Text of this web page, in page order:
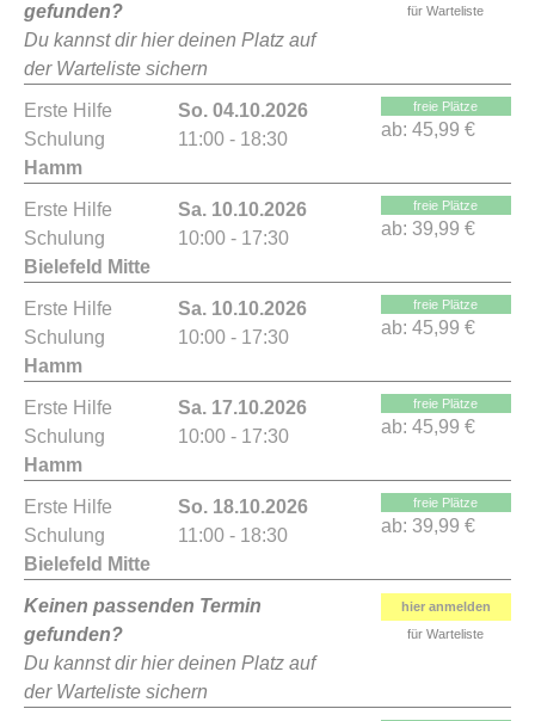
gefunden?
Du kannst dir hier deinen Platz auf
der Warteliste sichern
für Warteliste
Erste Hilfe
Schulung
Hamm
So. 04.10.2026
11:00 - 18:30
freie Plätze
ab: 45,99 €
Erste Hilfe
Schulung
Bielefeld Mitte
Sa. 10.10.2026
10:00 - 17:30
freie Plätze
ab: 39,99 €
Erste Hilfe
Schulung
Hamm
Sa. 10.10.2026
10:00 - 17:30
freie Plätze
ab: 45,99 €
Erste Hilfe
Schulung
Hamm
Sa. 17.10.2026
10:00 - 17:30
freie Plätze
ab: 45,99 €
Erste Hilfe
Schulung
Bielefeld Mitte
So. 18.10.2026
11:00 - 18:30
freie Plätze
ab: 39,99 €
Keinen passenden Termin
gefunden?
Du kannst dir hier deinen Platz auf
der Warteliste sichern
hier anmelden
für Warteliste